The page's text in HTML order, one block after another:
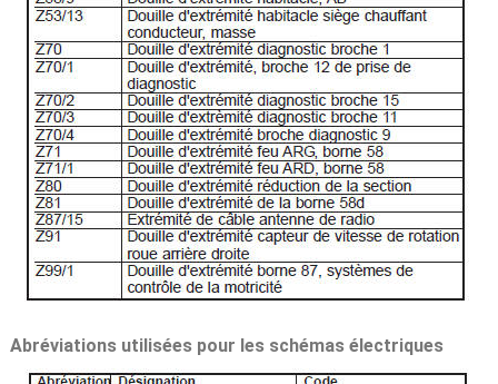
Abréviations utilisées pour les schémas électriques